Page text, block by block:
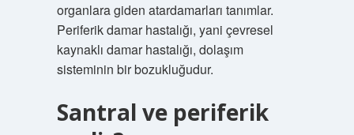
organlara giden atardamarları tanımlar.
Periferik damar hastalığı, yani çevresel
kaynaklı damar hastalığı, dolaşım
sisteminin bir bozukluğudur.
Santral ve periferik